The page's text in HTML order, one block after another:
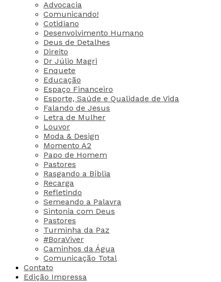
Advocacia
Comunicando!
Cotidiano
Desenvolvimento Humano
Deus de Detalhes
Direito
Dr Júlio Magri
Enquete
Educação
Espaço Financeiro
Esporte, Saúde e Qualidade de Vida
Falando de Jesus
Letra de Mulher
Louvor
Moda & Design
Momento A2
Papo de Homem
Pastores
Rasgando a Bíblia
Recarga
Refletindo
Semeando a Palavra
Sintonia com Deus
Pastores
Turminha da Paz
#BoraViver
Caminhos da Água
Comunicação Total
Contato
Edição Impressa